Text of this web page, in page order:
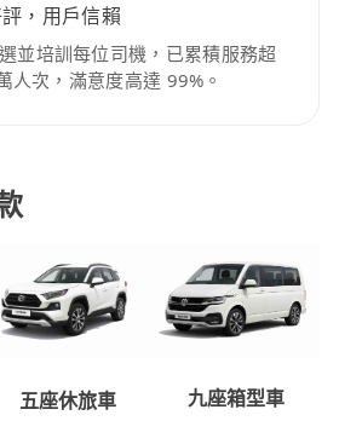
，用戶信賴
並培訓每位司機，已累積服務超
人次，滿意度高達 99%。
五座休旅車
九座箱型車